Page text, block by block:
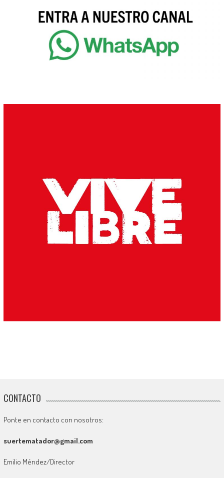
CONTACTO
Ponte en contacto con nosotros:
suertematador@gmail.com
Emilio Méndez/Director